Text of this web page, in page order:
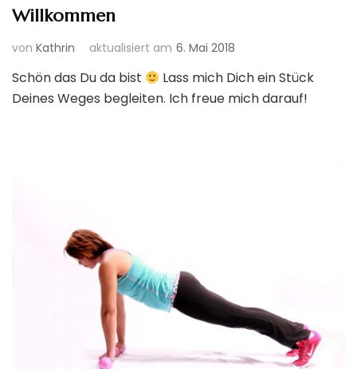
Willkommen
von Kathrin aktualisiert am 6. Mai 2018
Schön das Du da bist
Lass mich Dich ein Stück
Deines Weges begleiten. Ich freue mich darauf!